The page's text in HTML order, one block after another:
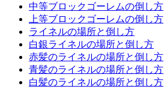
中等ブロックゴーレムの倒し方
上等ブロックゴーレムの倒し方
ライネルの場所と倒し方
白銀ライネルの場所と倒し方
赤髪のライネルの場所と倒し方
青髪のライネルの場所と倒し方
白髪のライネルの場所と倒し方